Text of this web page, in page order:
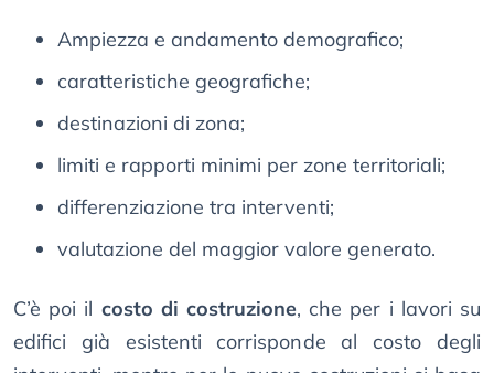
Ampiezza e andamento demografico;
caratteristiche geografiche;
destinazioni di zona;
limiti e rapporti minimi per zone territoriali;
differenziazione tra interventi;
valutazione del maggior valore generato.
C’è poi il costo di costruzione, che per i lavori su
edifici già esistenti corrisponde al costo degli